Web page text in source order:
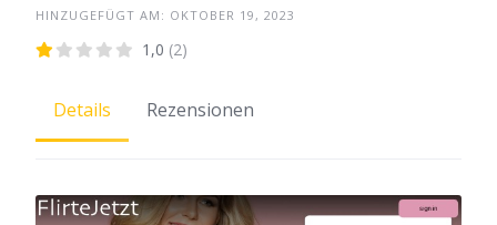
HINZUGEFÜGT AM: OKTOBER 19, 2023
1,0 (2)
Details Rezensionen